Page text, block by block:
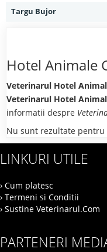
Targu Bujor
Hotel Animale
Veterinarul Hotel
Veterinarul Hotel
informatii despre
Nu sunt rezultate pentru
LINKURI UTILE
› Cum platesc
› Termeni si Conditii
› Sustine Veterinarul.Com
PARTENERI